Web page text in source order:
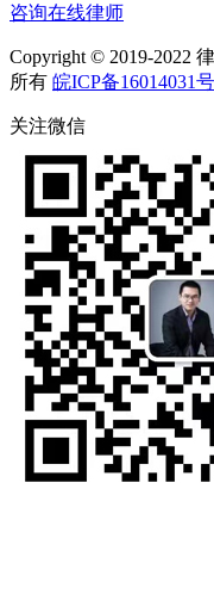
咨询在线律师
Copyright © 2019-2022
所有 皖ICP备16014031
关注微信